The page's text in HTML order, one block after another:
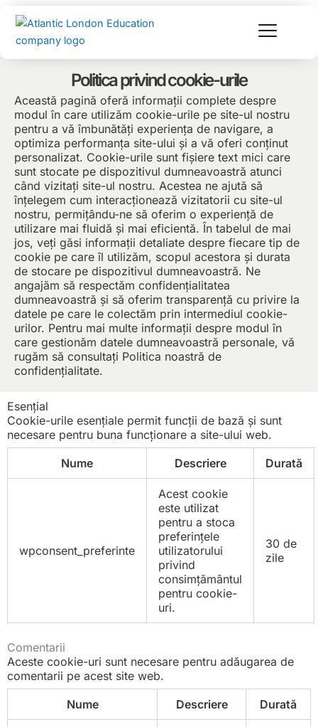
conținut
Această pagină oferă informații complete despre
modul în care utilizăm cookie-urile pe site-ul nostru
pentru a vă îmbunătăți experiența de navigare, a
optimiza performanța site-ului și a vă oferi conținut
personalizat. Cookie-urile sunt fișiere text mici care
sunt stocate pe dispozitivul dumneavoastră atunci
când vizitați site-ul nostru. Acestea ne ajută să
înțelegem cum interacționează vizitatorii cu site-ul
nostru, permițându-ne să oferim o experiență de
utilizare mai fluidă și mai eficientă. În tabelul de mai
jos, veți găsi informații detaliate despre fiecare tip de
cookie pe care îl utilizăm, scopul acestora și durata
de stocare pe dispozitivul dumneavoastră. Ne
angajăm să respectăm confidențialitatea
dumneavoastră și să oferim transparență cu privire la
datele pe care le colectăm prin intermediul cookie-
urilor. Pentru mai multe informații despre modul în
care gestionăm datele dumneavoastră personale, vă
rugăm să consultați Politica noastră de
confidențialitate.
Politica privind cookie-urile
Esențial
Cookie-urile esențiale permit funcții de bază și sunt
necesare pentru buna funcționare a site-ului web.
Nume
Descriere Durată
wpconsent_preferinte
Acest cookie
este utilizat
pentru a stoca
preferințele
utilizatorului
privind
consimțământul
pentru cookie-
uri.
30 de
zile
Comentarii
Aceste cookie-uri sunt necesare pentru adăugarea de
comentarii pe acest site web.
Nume
Descriere Durată